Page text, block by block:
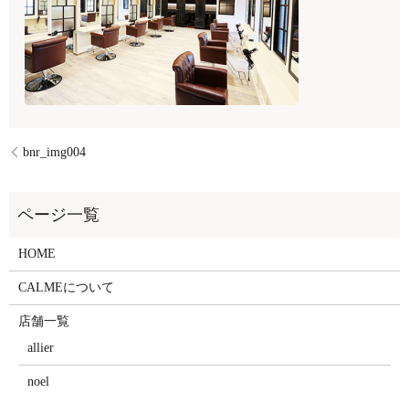
bnr_img004
HOME
CALMEについて
店舗一覧
allier
noel